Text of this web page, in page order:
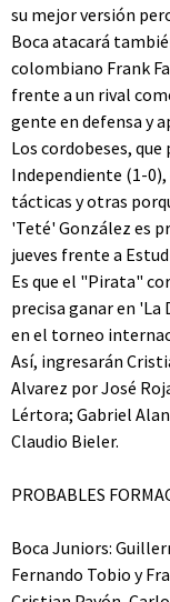
su mejor versión
Boca atacará
colombiano Frank
frente a un rival
gente en defensa y
Los cordobeses,
Independiente (1-
tácticas y otras
'Teté' González es
jueves frente a
Es que el "Pirata"
precisa ganar en
en el torneo
Así, ingresarán
Alvarez por José
Lértora; Gabriel
Claudio Bieler.
PROBABLES
Boca Juniors:
Fernando Tobio y